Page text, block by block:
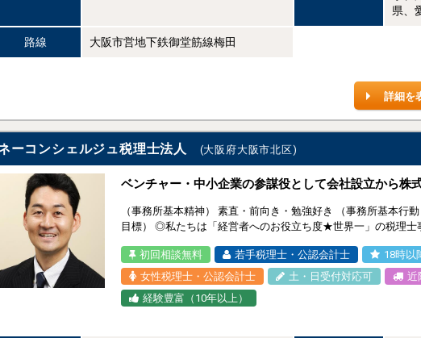
県、
路線 大阪市営地下鉄御堂筋線梅田
詳細を
ーコンシェルジュ税理士法人 (大阪府大阪市北区)
ベンチャー・中小企業の参謀役として会社設立から株
（事務所基本精神） 素直・前向き・勉強好き （事務所基本行
目標） ◎私たちは「経営者へのお役立ち度★世界一」の税理士
初回相談無料 若手税理士・公認会計士
18時以
女性税理士・公認会計士
土・日受付対応可
近
経験豊富（10年以上）